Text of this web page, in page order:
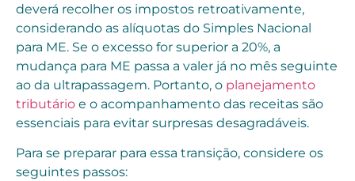
deverá recolher os impostos retroativamente,
considerando as alíquotas do Simples Nacional
para ME. Se o excesso for superior a 20%, a
mudança para ME passa a valer já no mês seguinte
ao da ultrapassagem. Portanto, o planejamento
tributário e o acompanhamento das receitas são
essenciais para evitar surpresas desagradáveis.
Para se preparar para essa transição, considere os
seguintes passos: